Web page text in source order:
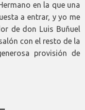
en la que una
a entrar, y yo me
de don Luis Buñuel
con el resto de la
provisión de